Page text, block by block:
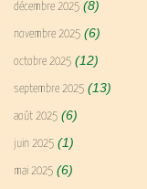
décembre 2025 (8)
novembre 2025 (6)
octobre 2025 (12)
septembre 2025 (13)
août 2025 (6)
juin 2025 (1)
mai 2025 (6)